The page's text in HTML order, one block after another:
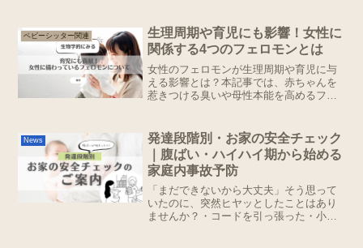
ベビーシッター関連
生理周期や育児にも影響！女性に
関係する4つのフェロモンとは
女性のフェロモンが生理周期や育児に与
える影響とは？本記事では、赤ちゃんを
惹きつける臭いや母性本能を高めるフェ
ヒントが見つかります！
News
発達段階別・お家の安全チェック
｜腹ばい・ハイハイ期から始める
家庭内事故予防
「まだできないから大丈夫」そう思って
いたのに、突然ヒヤッとしたことはあり
ませんか？・コードを引っ張った・小さ